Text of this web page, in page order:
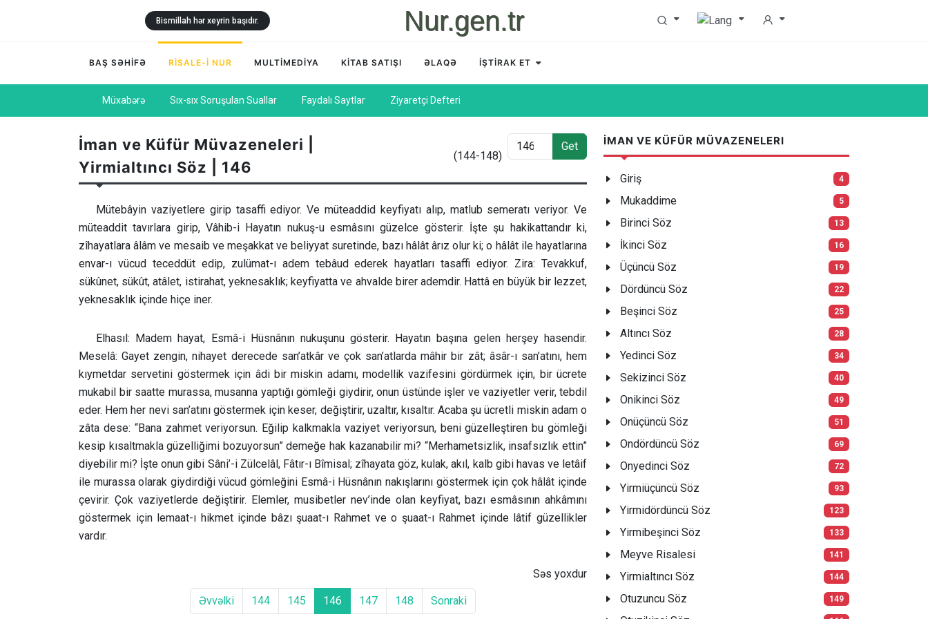
Nur.gen.tr
Bismillah hər xeyrin başıdır.
BAŞ SƏHİFƏ RİSALE-İ NUR MULTİMEDİYA KİTAB SATIŞI ƏLAQƏ İŞTİRAK ET
Müxabərə Sıx-sıx Soruşulan Suallar Faydalı Saytlar Ziyaretçi Defteri
İman ve Küfür Müvazeneleri |
Yirmialtıncı Söz | 146
(144-148)
Get
Mütebâyin vaziyetlere girip tasaffi ediyor. Ve müteaddid keyfiyatı alıp, matlub semeratı veriyor. Ve
müteaddit tavırlara girip, Vâhib-i Hayatın nukuş-u esmâsını güzelce gösterir. İşte şu hakikattandır ki,
zîhayatlara âlâm ve mesaib ve meşakkat ve beliyyat suretinde, bazı hâlât ârız olur ki; o hâlât ile hayatlarına
envar-ı vücud teceddüt edip, zulümat-ı adem tebâud ederek hayatları tasaffi ediyor. Zira: Tevakkuf,
sükûnet, sükût, atâlet, istirahat, yeknesaklık; keyfiyatta ve ahvalde birer ademdir. Hattâ en büyük bir lezzet,
yeknesaklık içinde hiçe iner.
Elhasıl: Madem hayat, Esmâ-i Hüsnânın nukuşunu gösterir. Hayatın başına gelen herşey hasendir.
Meselâ: Gayet zengin, nihayet derecede san’atkâr ve çok san’atlarda mâhir bir zât; âsâr-ı san’atını, hem
kıymetdar servetini göstermek için âdi bir miskin adamı, modellik vazifesini gördürmek için, bir ücrete
mukabil bir saatte murassa, musanna yaptığı gömleği giydirir, onun üstünde işler ve vaziyetler verir, tebdil
eder. Hem her nevi san’atını göstermek için keser, değiştirir, uzaltır, kısaltır. Acaba şu ücretli miskin adam o
zâta dese: “Bana zahmet veriyorsun. Eğilip kalkmakla vaziyet veriyorsun, beni güzelleştiren bu gömleği
kesip kısaltmakla güzelliğimi bozuyorsun” demeğe hak kazanabilir mi? “Merhametsizlik, insafsızlık ettin”
diyebilir mi? İşte onun gibi Sâni’-i Zülcelâl, Fâtır-ı Bîmisal; zîhayata göz, kulak, akıl, kalb gibi havas ve letâif
ile murassa olarak giydirdiği vücud gömleğini Esmâ-i Hüsnânın nakışlarını göstermek için çok hâlât içinde
çevirir. Çok vaziyetlerde değiştirir. Elemler, musibetler nev’inde olan keyfiyat, bazı esmâsının ahkâmını
göstermek için lemaat-ı hikmet içinde bâzı şuaat-ı Rahmet ve o şuaat-ı Rahmet içinde lâtif güzellikler
vardır.
Səs yoxdur
Əvvəlki 144 145 146 147 148 Sonraki
İMAN VE KÜFÜR MÜVAZENELERI
Giriş 4
Mukaddime 5
Birinci Söz 13
İkinci Söz 16
Üçüncü Söz 19
Dördüncü Söz 22
Beşinci Söz 25
Altıncı Söz 28
Yedinci Söz 34
Sekizinci Söz 40
Onikinci Söz 49
Onüçüncü Söz 51
Ondördüncü Söz 69
Onyedinci Söz 72
Yirmiüçüncü Söz 93
Yirmidördüncü Söz 123
Yirmibeşinci Söz 133
Meyve Risalesi 141
Yirmialtıncı Söz 144
Otuzuncu Söz 149